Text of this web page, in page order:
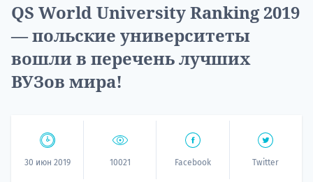
QS World University Ranking 2019
— польские университеты
вошли в перечень лучших
ВУЗов мира!
30 июн 2019 10021 Facebook Twitter